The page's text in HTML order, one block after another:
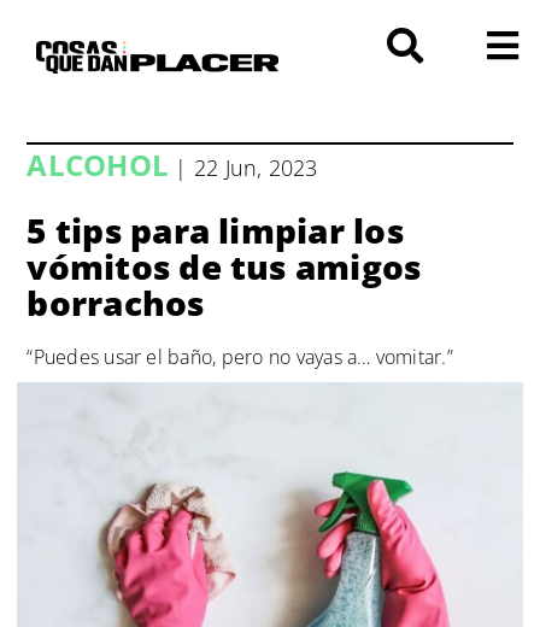
contenido
ALCOHOL | 22 Jun, 2023
5 tips para limpiar los
vómitos de tus amigos
borrachos
“Puedes usar el baño, pero no vayas a… vomitar.”